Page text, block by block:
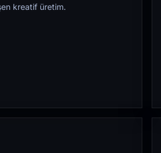
kreatif üretim.